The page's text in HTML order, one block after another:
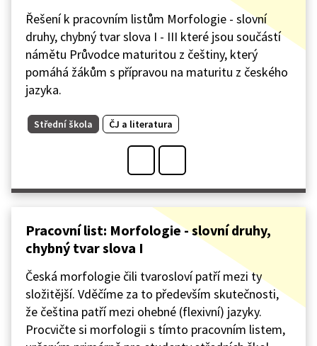
Řešení k pracovním listům Morfologie - slovní
druhy, chybný tvar slova I - III které jsou součástí
námětu Průvodce maturitou z češtiny, který
pomáhá žákům s přípravou na maturitu z českého
jazyka.
Střední škola ČJ a literatura
Pracovní list: Morfologie - slovní druhy,
chybný tvar slova I
Česká morfologie čili tvarosloví patří mezi ty
složitější. Vděčíme za to především skutečnosti,
že čeština patří mezi ohebné (flexivní) jazyky.
Procvičte si morfologii s tímto pracovním listem,